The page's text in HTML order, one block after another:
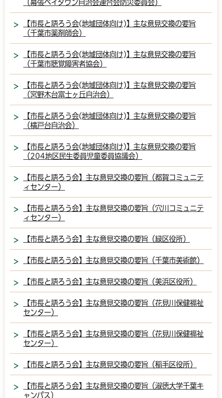
（幕張ベイタウン自治会連合会防災委員会）
【市長と語ろう会(地域団体向け)】主な意見交換の要旨
（千葉市薬剤師会）
【市長と語ろう会(地域団体向け)】主な意見交換の要旨
（千葉市聴覚障害者協会）
【市長と語ろう会(地域団体向け)】主な意見交換の要旨
（宮野木台富士ヶ丘自治会）
【市長と語ろう会(地域団体向け)】主な意見交換の要旨
（横戸台自治会）
【市長と語ろう会(地域団体向け)】主な意見交換の要旨
（204地区民生委員児童委員協議会）
【市長と語ろう会】主な意見交換の要旨（都賀コミュニテ
ィセンター）
【市長と語ろう会】主な意見交換の要旨（穴川コミュニテ
ィセンター）
【市長と語ろう会】主な意見交換の要旨（緑区役所）
【市長と語ろう会】主な意見交換の要旨（千葉市美術館）
【市長と語ろう会】主な意見交換の要旨（美浜区役所）
【市長と語ろう会】主な意見交換の要旨（花見川保健福祉
センター）
【市長と語ろう会】主な意見交換の要旨（花見川保健福祉
センター）
【市長と語ろう会】主な意見交換の要旨（稲毛区役所）
【市長と語ろう会】主な意見交換の要旨（淑徳大学千葉キ
ャンパス）